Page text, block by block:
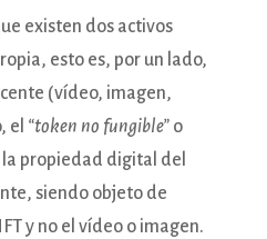
existen dos activos
esto es, por un lado,
(vídeo, imagen,
el “token no fungible”o
propiedad digital del
siendo objeto de
y no el vídeo o imagen.